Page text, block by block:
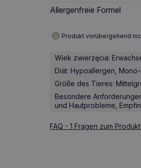
Allergenfreie Formel
Produkt vorübergehend
Wiek zwierzęcia:
Diät: Hypoallergen,
Größe des Tieres:
Besondere
und Hautprobleme,
FAQ - 1 Fragen zum Produkt